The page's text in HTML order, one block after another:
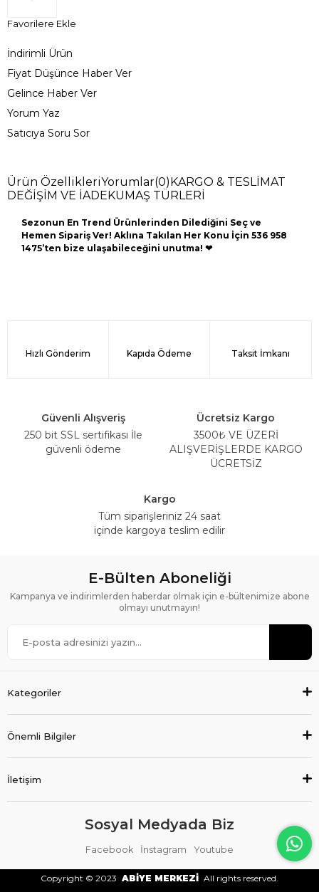
Favorilere Ekle
İndirimli Ürün
Fiyat Düşünce Haber Ver
Gelince Haber Ver
Yorum Yaz
Satıcıya Soru Sor
Ürün ÖzellikleriYorumlar(0) KARGO & TESLİMAT
DEĞİŞİM VE İADE KUMAŞ TÜRLERİ
Sezonun En Trend Ürünlerinden Dilediğini Seç ve
Hemen Sipariş Ver! Aklına Takılan Her Konu İçin 536 958
1475’ten bize ulaşabileceğini unutma! ❤
Hızlı Gönderim Kapıda Ödeme Taksit İmkanı
Güvenli Alışveriş
250 bit SSL sertifikası İle
güvenli ödeme
Ücretsiz Kargo
3500₺ VE ÜZERİ
ALIŞVERİŞLERDE KARGO
ÜCRETSİZ
Kargo
Tüm siparişleriniz 24 saat
içinde kargoya teslim edilir
E-Bülten Aboneliği
Kampanya ve indirimlerden haberdar olmak için e-bültenimize abone
olmayı unutmayın!
Kategoriler
Önemli Bilgiler
İletişim
Sosyal Medyada Biz
Facebook İnstagram Youtube
Copyright © 2023 ABİYE MERKEZİ All rights reserved.